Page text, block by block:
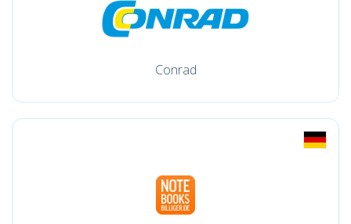
Conrad